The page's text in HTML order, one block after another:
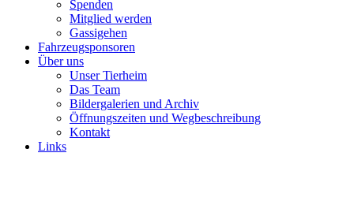
Spenden
Mitglied werden
Gassigehen
Fahrzeugsponsoren
Über uns
Unser Tierheim
Das Team
Bildergalerien und Archiv
Öffnungszeiten und Wegbeschreibung
Kontakt
Links